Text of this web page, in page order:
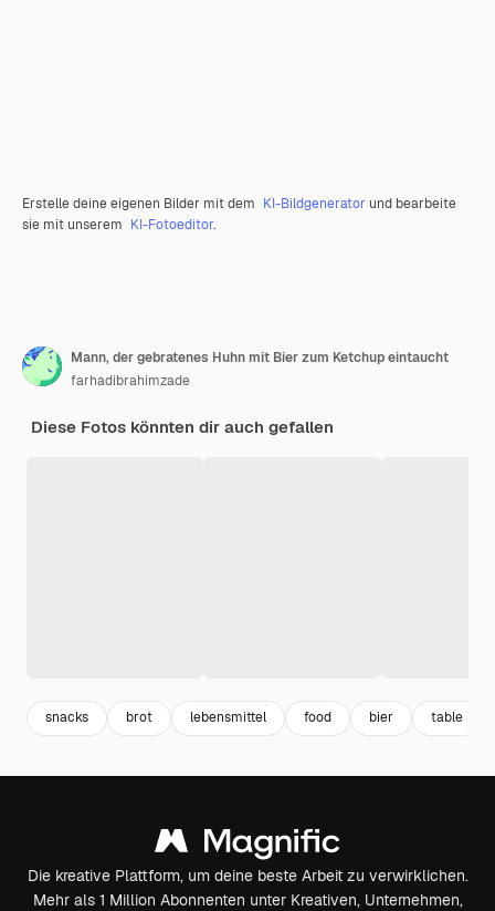
Erstelle deine eigenen Bilder mit dem KI-Bildgenerator und bearbeite
sie mit unserem KI-Fotoeditor.
Mann, der gebratenes Huhn mit Bier zum Ketchup eintaucht
farhadibrahimzade
Diese Fotos könnten dir auch gefallen
snacks brot lebensmittel food bier table
Die kreative Plattform, um deine beste Arbeit zu verwirklichen.
Mehr als 1 Million Abonnenten unter Kreativen, Unternehmen,